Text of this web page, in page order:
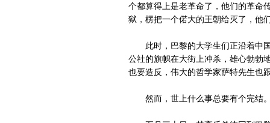
个都算得上是老革命了，他们的革命
狱，楞把一个偌大的王朝给灭了，他
此时，巴黎的大学生们正沿着中国
公社的旗帜在大街上冲杀，雄心勃勃
也要造反，伟大的哲学家萨特先生也
然而，世上什么事总要有个完结